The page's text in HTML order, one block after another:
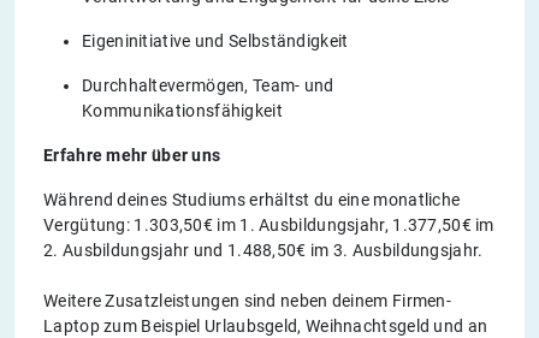
Eigeninitiative und Selbständigkeit
Durchhaltevermögen, Team- und
Kommunikationsfähigkeit
Erfahre mehr über uns
Während deines Studiums erhältst du eine monatliche
Vergütung: 1.303,50€ im 1. Ausbildungsjahr, 1.377,50€ im
2. Ausbildungsjahr und 1.488,50€ im 3. Ausbildungsjahr.
Weitere Zusatzleistungen sind neben deinem Firmen-
Laptop zum Beispiel Urlaubsgeld, Weihnachtsgeld und an